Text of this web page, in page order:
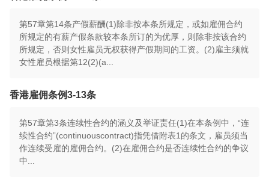
第57章第14条产假薪酬(1)除非按本条所规定，或如雇佣合约
所规定的有薪产假条款较本条所订的为优厚，则除非按该合约
所规定，否则女性雇员无权获得产假期间的工资。(2)雇主须就
女性雇员根据第12(2)(a...
香港雇佣条例3-13条
第57章第3条连续性合约的涵义及举证责任(1)在本条例中，“连
续性合约”(continuouscontract)指凭借附表1的条文，雇员须当
作连续受雇的雇佣合约。(2)在雇佣合约是否连续性合约的争议
中...